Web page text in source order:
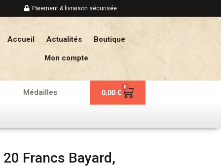
Paiement & livraison sécurisée
Accueil Actualités Boutique
Mon compte
Médailles 0,00 €
0
Panier
Francs Bayard,